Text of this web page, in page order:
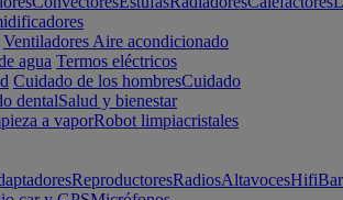
Ventiladores Aire acondicionado
agua Termos eléctricos
Cuidado de los hombresCuidado
dentalSalud y bienestar
a vaporRobot limpiacristales
ReproductoresRadiosAltavocesHifi